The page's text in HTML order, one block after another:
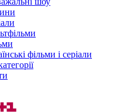
фільми і серіали